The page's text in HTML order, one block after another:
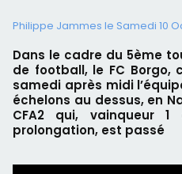
Philippe Jammes le Samedi 10
Dans le cadre du 5ème
de football, le FC Borgo,
samedi après midi
échelons au dessus, en
CFA2 qui, vainqueur
prolongation, est passé